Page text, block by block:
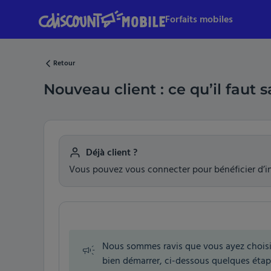
main
Forfaits mobiles
Retour
Nouveau client : ce qu’il faut
Déjà client ?
Vous pouvez vous connecter pour bénéficier
Nous sommes ravis que vous ayez
bien démarrer, ci-dessous quelques